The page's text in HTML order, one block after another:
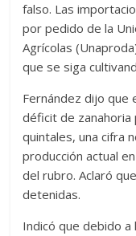
falso. Las
por pedido de la
Agrícolas
que se siga
Fernández dijo que
déficit de
quintales, una cifra
producción actual
del rubro. Aclaró
detenidas.
Indicó que debido